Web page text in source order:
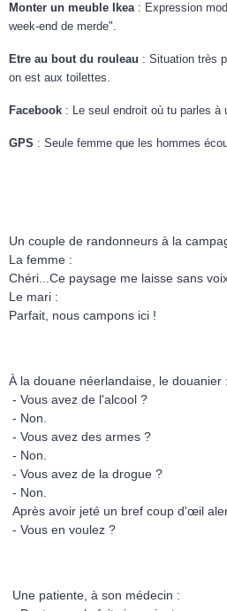
Monter un meuble Ikea: Expression
week-end de merde".
Etre au bout du rouleau : Situation très
on est aux toilettes.
Facebook : Le seul endroit où tu parles à
GPS : Seule femme que les hommes
Un couple de randonneurs à la
La femme :
Chéri...Ce paysage me laisse sans
Le mari :
Parfait, nous campons ici !
À la douane néerlandaise, le douanier :
- Vous avez de l'alcool ?
- Non.
- Vous avez des armes ?
- Non.
- Vous avez de la drogue ?
- Non.
Après avoir jeté un bref coup d'œil
- Vous en voulez ?
Une patiente, à son médecin :